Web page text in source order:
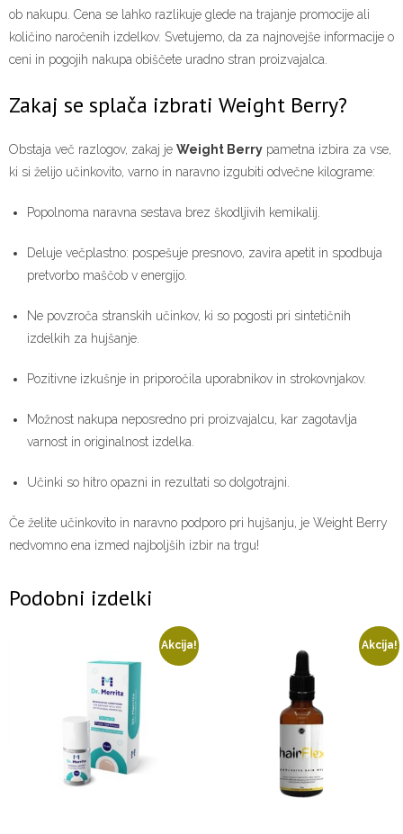
ob nakupu. Cena se lahko razlikuje glede na trajanje promocije ali
količino naročenih izdelkov. Svetujemo, da za najnovejše informacije o
ceni in pogojih nakupa obiščete uradno stran proizvajalca.
Zakaj se splača izbrati Weight Berry?
Obstaja več razlogov, zakaj je Weight Berry pametna izbira za vse,
ki si želijo učinkovito, varno in naravno izgubiti odvečne kilograme:
Popolnoma naravna sestava brez škodljivih kemikalij.
Deluje večplastno: pospešuje presnovo, zavira apetit in spodbuja
pretvorbo maščob v energijo.
Ne povzroča stranskih učinkov, ki so pogosti pri sintetičnih
izdelkih za hujšanje.
Pozitivne izkušnje in priporočila uporabnikov in strokovnjakov.
Možnost nakupa neposredno pri proizvajalcu, kar zagotavlja
varnost in originalnost izdelka.
Učinki so hitro opazni in rezultati so dolgotrajni.
Če želite učinkovito in naravno podporo pri hujšanju, je Weight Berry
nedvomno ena izmed najboljših izbir na trgu!
Podobni izdelki
Akcija! Akcija!